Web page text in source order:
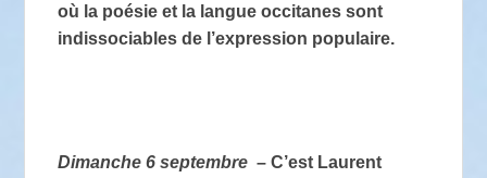
où la poésie et la langue occitanes sont
indissociables de l’expression populaire.
Dimanche 6 septembre –C’est Laurent